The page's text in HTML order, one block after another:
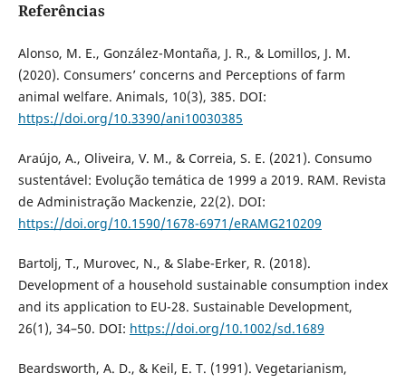
Referências
Alonso, M. E., González-Montaña, J. R., & Lomillos, J. M.
(2020). Consumers’ concerns and Perceptions of farm
animal welfare. Animals, 10(3), 385. DOI:
https://doi.org/10.3390/ani10030385
Araújo, A., Oliveira, V. M., & Correia, S. E. (2021). Consumo
sustentável: Evolução temática de 1999 a 2019. RAM. Revista
de Administração Mackenzie, 22(2). DOI:
https://doi.org/10.1590/1678-6971/eRAMG210209
Bartolj, T., Murovec, N., & Slabe-Erker, R. (2018).
Development of a household sustainable consumption index
and its application to EU-28. Sustainable Development,
26(1), 34–50. DOI: https://doi.org/10.1002/sd.1689
Beardsworth, A. D., & Keil, E. T. (1991). Vegetarianism,